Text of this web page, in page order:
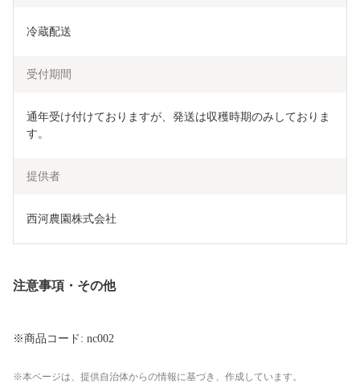
冷蔵配送
受付期間
通年受け付けておりますが、発送は収穫時期のみしておりま
す。
提供者
西河農園株式会社
注意事項・その他
※商品コード: nc002
本ページは、提供自治体からの情報に基づき、作成しています。